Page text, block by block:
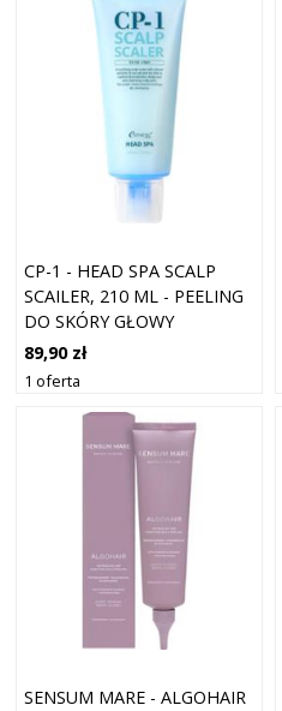
CP-1 - HEAD SPA SCALP
SCAILER, 210 ML - PEELING
DO SKÓRY GŁOWY
89,90 zł
1 oferta
SENSUM MARE - ALGOHAIR